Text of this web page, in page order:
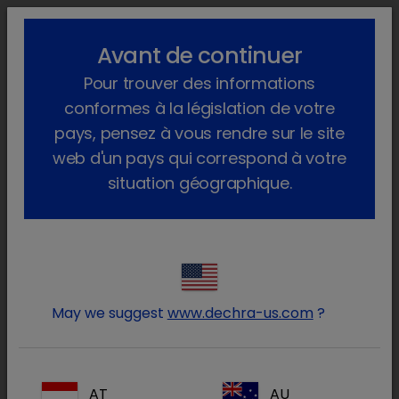
lock_outline search menu
Connectez-vous à votre
compte Dechra
Avant de continuer
Pour trouver des informations
conformes à la législation de votre
pays, pensez à vous rendre sur le site
web d'un pays qui correspond à votre
situation géographique.
May we suggest www.dechra-us.com ?
AT AU